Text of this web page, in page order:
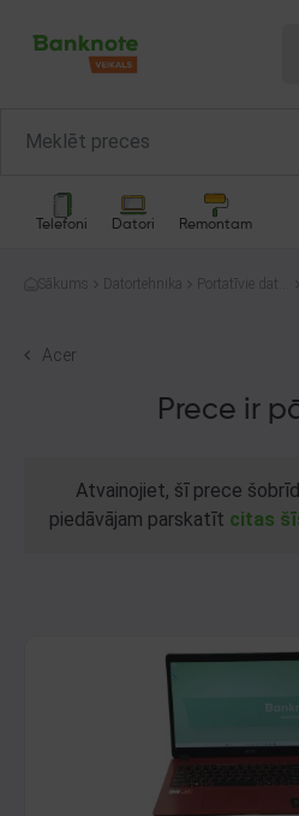
Telefoni Datori Remontam
Sākums Datortehnika
Portatīvie dator
Acer
Prece ir
Atvainojiet, šī prece
piedāvājam parskatīt citas